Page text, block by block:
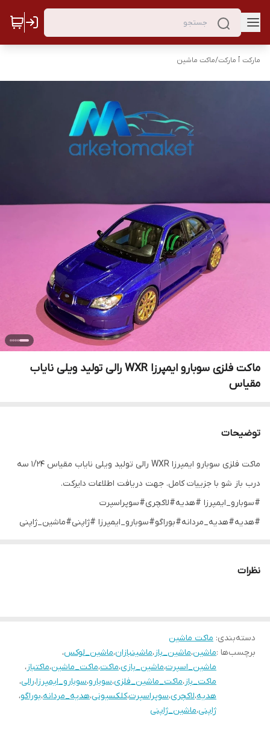
مارکت ٱ مارکت/ماکت ماشین
ماکت فلزی سوبارو ایمپرزا WXR رالی تولید ویلی نایاب
مقیاس
توضیحات
ماکت فلزی سوبارو ایمپرزا WXR رالی تولید ویلی نایاب مقیاس ۱/۲۴ سه
درب باز شو با جزییات کامل. جهت دریافت اطلاعات دایرکت.
#سوبارو_ایمپرزا #هدیه#لاکچری#سوپراسپرت
#هدیه#هدیه_مردانه#بوراگو#سوبارو_ایمپرزا #ژاپنی#ماشین_ژاپنی
نظرات
دسته‌بندی: ماکت ماشین
برچسب‌ها :ماشین،ماشین_باز،ماشینبازان،ماشین_لوکس،
ماشین_اسپرت،ماشین_بازی،ماکت،ماکت_ماشین،ماکتباز،
ماکت_باز،ماکت_ماشین_فلزی،سوبارو،سوبارو_ایمپرزا،رالی،
هدیه،لاکچری،سوپراسپرت،کلکسیونی،هدیه_مردانه،بوراگو،
ژاپنی،ماشین_ژاپنی